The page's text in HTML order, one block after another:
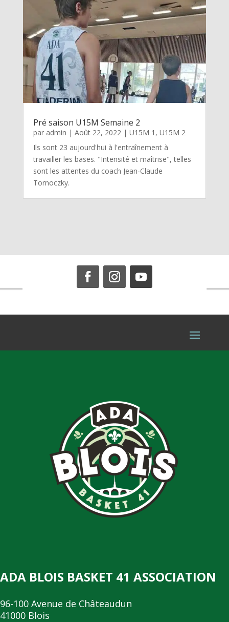
Pré saison U15M Semaine 2
par admin | Août 22, 2022| U15M 1 , U15M 2
Ils sont 23 aujourd'hui à l'entraînement à
travailler les bases. "Intensité et maîtrise", telles
sont les attentes du coach Jean-Claude
Tornoczky.
ADA BLOIS BASKET 41 ASSOCIATION
96-100 Avenue de Châteaudun
41000 Blois